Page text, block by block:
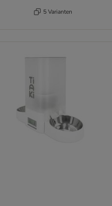
5 Varianten